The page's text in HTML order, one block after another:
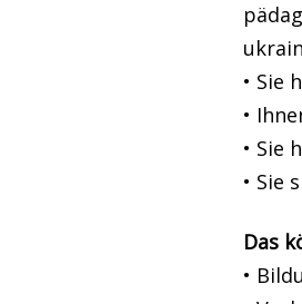
• Sie
•
• Sie
• Sie
Das
•